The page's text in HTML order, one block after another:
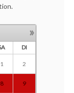
»
DI
1 2
8 9